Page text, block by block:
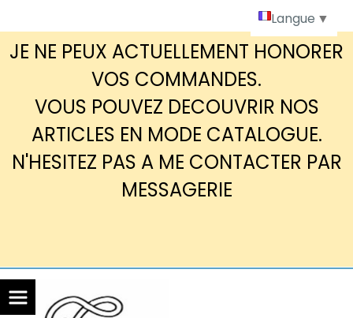
JE NE PEUX ACTUELLEMENT HONORER
VOS COMMANDES.
VOUS POUVEZ DECOUVRIR NOS
ARTICLES EN MODE CATALOGUE.
N'HESITEZ PAS A ME CONTACTER PAR
MESSAGERIE
Langue ▼